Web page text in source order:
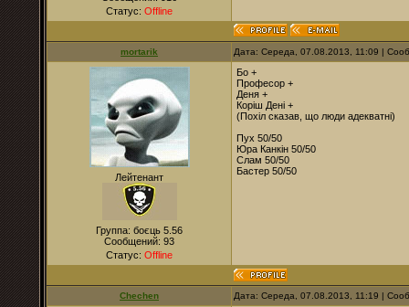
Статус: Offline
mortarik Дата: Середа, 07.08.2013, 11:09 |
Лейтенант
Группа: боєць 5.56
Сообщений: 93
Статус: Offline
Бо +
Професор +
Деня +
Коріш Дені +
(Похіл сказав, що люди адекватні)
Пух 50/50
Юра Канкін 50/50
Слам 50/50
Бастер 50/50
Chechen Дата: Середа, 07.08.2013, 11:19 |